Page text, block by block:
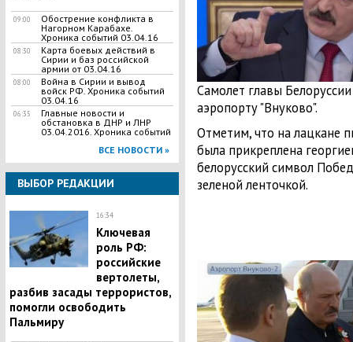
09:00
Обострение конфликта в
Нагорном Карабахе.
Хроника событий 03.04.16
08:30
Карта боевых действий в
Сирии и баз российской
армии от 03.04.16
08:00
Война в Сирии и вывод
войск РФ. Хроника событий
03.04.16
06:35
Главные новости и
обстановка в ДНР и ЛНР
03.04.2016. Хроника событий
ВСЕ НОВОСТИ »
ВЫБОР РЕДАКЦИИ
16:34
Ключевая
роль РФ:
российские
вертолеты,
разбив засады террористов,
помогли освободить
Пальмиру
Самолет главы
аэропорту "Внуково".
Отметим, что на лацкане
была прикреплена
белорусский символ
зеленой ленточкой.